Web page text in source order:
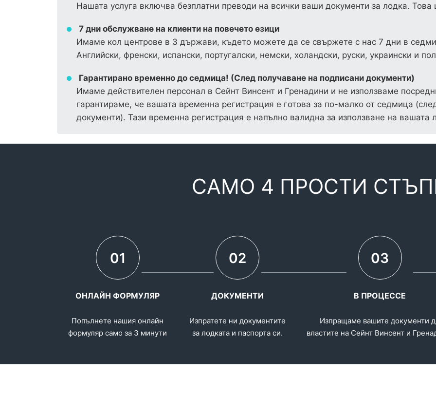
Нашата услуга включва безплатни преводи на всички ваши документи за лодка.
7 дни обслужване на клиенти на повечето езици
Имаме кол центрове в 3 държави, където можете да се свържете с нас 7 дни в
Английски, френски, испански, португалски, немски, холандски, руски, украински и
Гарантирано временно до седмица! (След получаване на подписани документи)
Имаме действителен персонал в Сейнт Винсент и Гренадини и не използваме
гарантираме, че вашата временна регистрация е готова за по-малко от седмица
документи). Тази временна регистрация е напълно валидна за използване на вашата
САМО 4 ПРОСТИ
01
ОНЛАЙН ФОРМУЛЯР
Попълнете нашия онлайн
формуляр само за 3 минути
02
ДОКУМЕНТИ
Изпратете ни документите
за лодката и паспорта си.
03
В ПРОЦЕССЕ
Изпращаме вашите документи
властите на Сейнт Винсент и